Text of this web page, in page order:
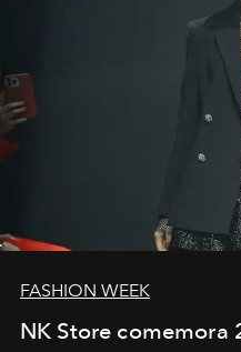
FASHION WEEK
NK Store comemora